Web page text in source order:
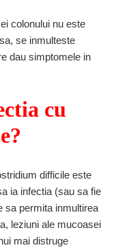
colonului nu este
se inmulteste
dau simptomele in
cu
difficile este
ia infectia (sau sa fie
sa permita inmultirea
leziuni ale mucoasei
mai distruge